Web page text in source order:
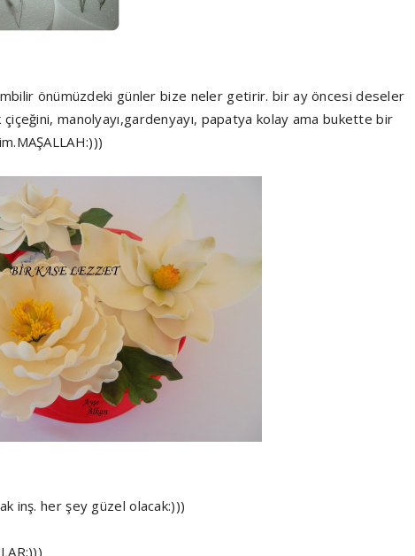
önümüzdeki günler bize neler getirir. bir ay öncesi deseler
çiçeğini, manolyayı,gardenyayı, papatya kolay ama bukette bir
inş. her şey güzel olacak:)))